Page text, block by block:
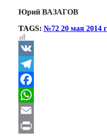
Юрий ВАЗАГОВ
TAGS: №72 20 мая 2014 г
VK
Telegram
Facebook
WhatsApp
Email